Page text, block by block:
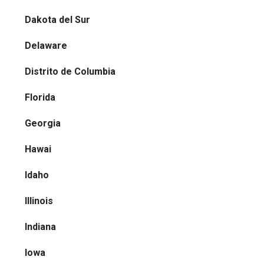
Dakota del Sur
Delaware
Distrito de Columbia
Florida
Georgia
Hawai
Idaho
Illinois
Indiana
Iowa